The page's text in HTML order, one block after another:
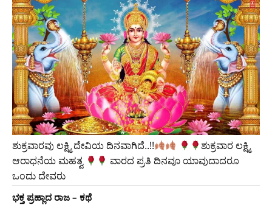
ಶುಕ್ರವಾರವು ಲಕ್ಷ್ಮಿ ದೇವಿಯ ದಿನವಾಗಿದೆ..!!
​ಶುಕ್ರವಾರ ಲಕ್ಷ್ಮಿ
ಆರಾಧನೆಯ ಮಹತ್ವ
ವಾರದ ಪ್ರತಿ ದಿನವೂ ಯಾವುದಾದರೂ
ಒಂದು ದೇವರು
ಭಕ್ತ ಪ್ರಹ್ಲಾದ ರಾಜ – ಕಥೆ